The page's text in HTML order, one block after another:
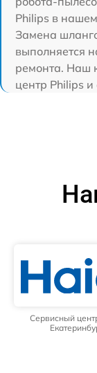
Philips в
Замена
выполняется
ремонта. Наш
центр Philips и
Сервисный